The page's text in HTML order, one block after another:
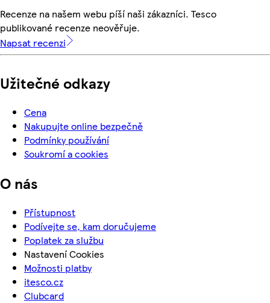
Recenze na našem webu píší naši zákazníci. Tesco
publikované recenze neověřuje.
Napsat recenzi
Užitečné odkazy
Cena
Nakupujte online bezpečně
Podmínky používání
Soukromí a cookies
O nás
Přístupnost
Podívejte se, kam doručujeme
Poplatek za službu
Nastavení Cookies
Možnosti platby
itesco.cz
Clubcard